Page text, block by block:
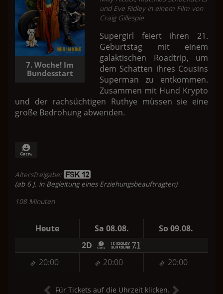
7. Woche! Im
Bundesstart
und Eve Ridley in einem Film von
Craig Gillespie
Supergirl feiert ihren 21.
Geburtstag mit einem
galaktischen Roadtrip, um
dem Schatten ihres Cousins
Superman zu entkommen.
Zusammen mit Hund Krypto
und der rachsüchtigen Ruthye müssen sie eine
große Bedrohung abwenden.
Altersfreigabe:
(ab 6 J. in Begleitung eines Erziehungsbeauftragten)
108 Minuten
Heute Sa 08.08. So 09.08.
20:00 20:00 20:00
2D
Für Tickets auf die Uhrzeit klicken.